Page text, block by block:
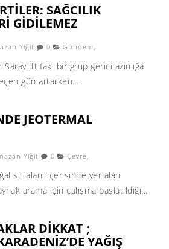
SAĞCILIK
GIDILEMEZ
Yiğit 0 Gündem ,
ittifakı bir grup gerici azınlığa
gün artarken...
JEOTERMAL
Yiğit 0 Çevre,
sit alanı içerisinde yer alan
arama için çalışma başlatıldığı...
DIKKAT ;
YAĞIŞ